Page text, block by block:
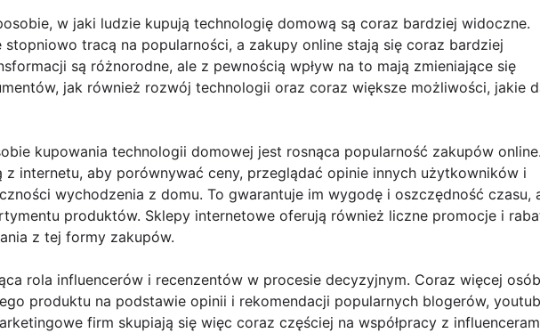
w jaki ludzie kupują technologię domową są coraz bardziej widoczne.
tracą na popularności, a zakupy online stają się coraz bardziej
są różnorodne, ale z pewnością wpływ na to mają zmieniające się
jak również rozwój technologii oraz coraz większe możliwości, jakie
kupowania technologii domowej jest rosnąca popularność zakupów online.
z internetu, aby porównywać ceny, przeglądać opinie innych użytkowników i
wychodzenia z domu. To gwarantuje im wygodę i oszczędność czasu,
produktów. Sklepy internetowe oferują również liczne promocje i
z tej formy zakupów.
rola influencerów i recenzentów w procesie decyzyjnym. Coraz więcej osób
produktu na podstawie opinii i rekomendacji popularnych blogerów,
firm skupiają się więc coraz częściej na współpracy z